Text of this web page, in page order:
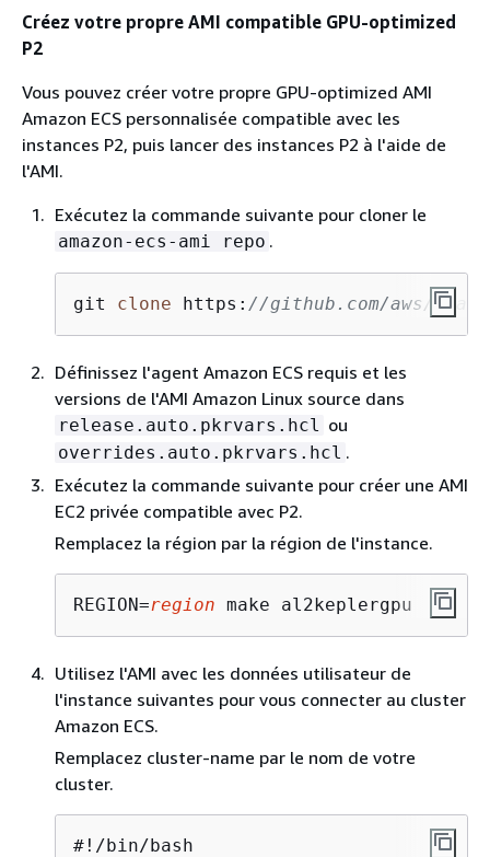
Créez votre propre AMI compatible GPU-optimized
P2
Vous pouvez créer votre propre GPU-optimized AMI
Amazon ECS personnalisée compatible avec les
instances P2, puis lancer des instances P2 à l'aide de
l'AMI.
Exécutez la commande suivante pour cloner le
amazon-ecs-ami repo .
git clone https: //github.com/aws/
Définissez l'agent Amazon ECS requis et les
versions de l'AMI Amazon Linux source dans
release.auto.pkrvars.hcl ou
overrides.auto.pkrvars.hcl .
Exécutez la commande suivante pour créer une AMI
EC2 privée compatible avec P2.
Remplacez la région par la région de l'instance.
REGION=region make al2keplergpu
Utilisez l'AMI avec les données utilisateur de
l'instance suivantes pour vous connecter au cluster
Amazon ECS.
Remplacez cluster-name par le nom de votre
cluster.
#!/bin/bash